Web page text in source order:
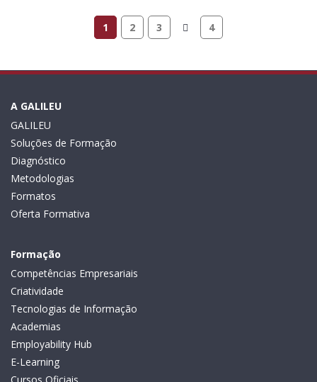
1 2 3 4
A GALILEU
GALILEU
Soluções de Formação
Diagnóstico
Metodologias
Formatos
Oferta Formativa
Formação
Competências Empresariais
Criatividade
Tecnologias de Informação
Academias
Employability Hub
E-Learning